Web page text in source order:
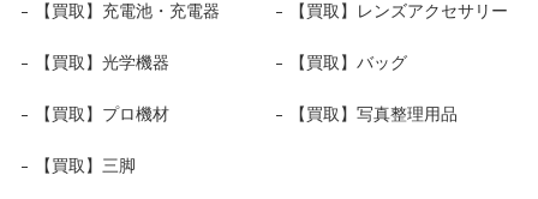
【買取】充電池・充電器 【買取】レンズアクセサリー
【買取】光学機器 【買取】バッグ
【買取】プロ機材 【買取】写真整理用品
【買取】三脚